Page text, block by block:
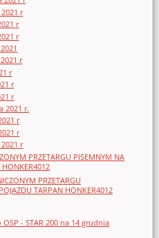
r
r
r
r
r
r
r
2021 r.
r
r
r
PRZETARGU PISEMNYM NA
HONKER4012
PRZETARGU
TARPAN HONKER4012
- STAR 200 na 14 grudnia